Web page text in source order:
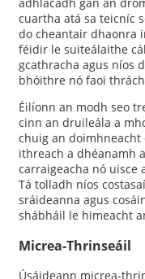
cuartha atá sa teicníc
do cheantair dhaonra
féidir le suiteálaithe
gcathracha agus níos
bhóithre nó faoi
Éilíonn an modh seo
cinn an druileála a
chuig an doimhneacht
ithreach a dhéanamh
carraigeacha nó
Tá tolladh níos
sráideanna agus
shábháil le himeacht
Micrea-Thrinseáil
Úsáideann micrea-